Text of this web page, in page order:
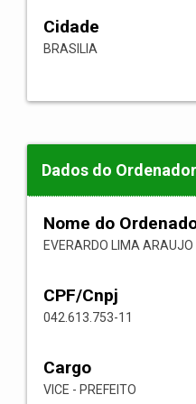
Cidade
BRASILIA
Dados do Ordenador
Nome do
EVERARDO LIMA ARAUJO
CPF/Cnpj
042.613.753-11
Cargo
VICE - PREFEITO